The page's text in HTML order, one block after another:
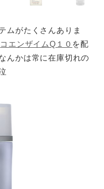
ムがたくさんありま
コエンザイムQ１０ を配
んかは常に在庫切れの